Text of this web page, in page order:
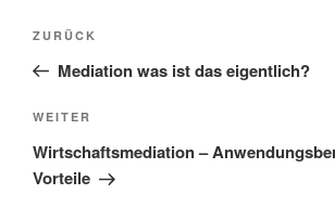
Beitragsnavigation
Vorheriger
Beitrag
ZURÜCK
Mediation was ist das eigentlich?
Nächster
Beitrag
WEITER
Wirtschaftsmediation –
Vorteile